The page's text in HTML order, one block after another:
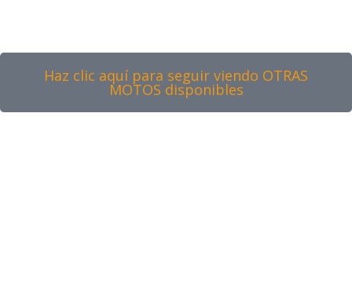
Haz clic aquí para seguir viendo OTRAS
MOTOS disponibles